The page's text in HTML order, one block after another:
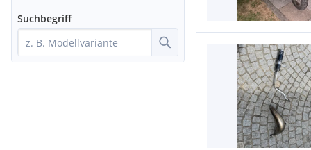
Suchbegriff